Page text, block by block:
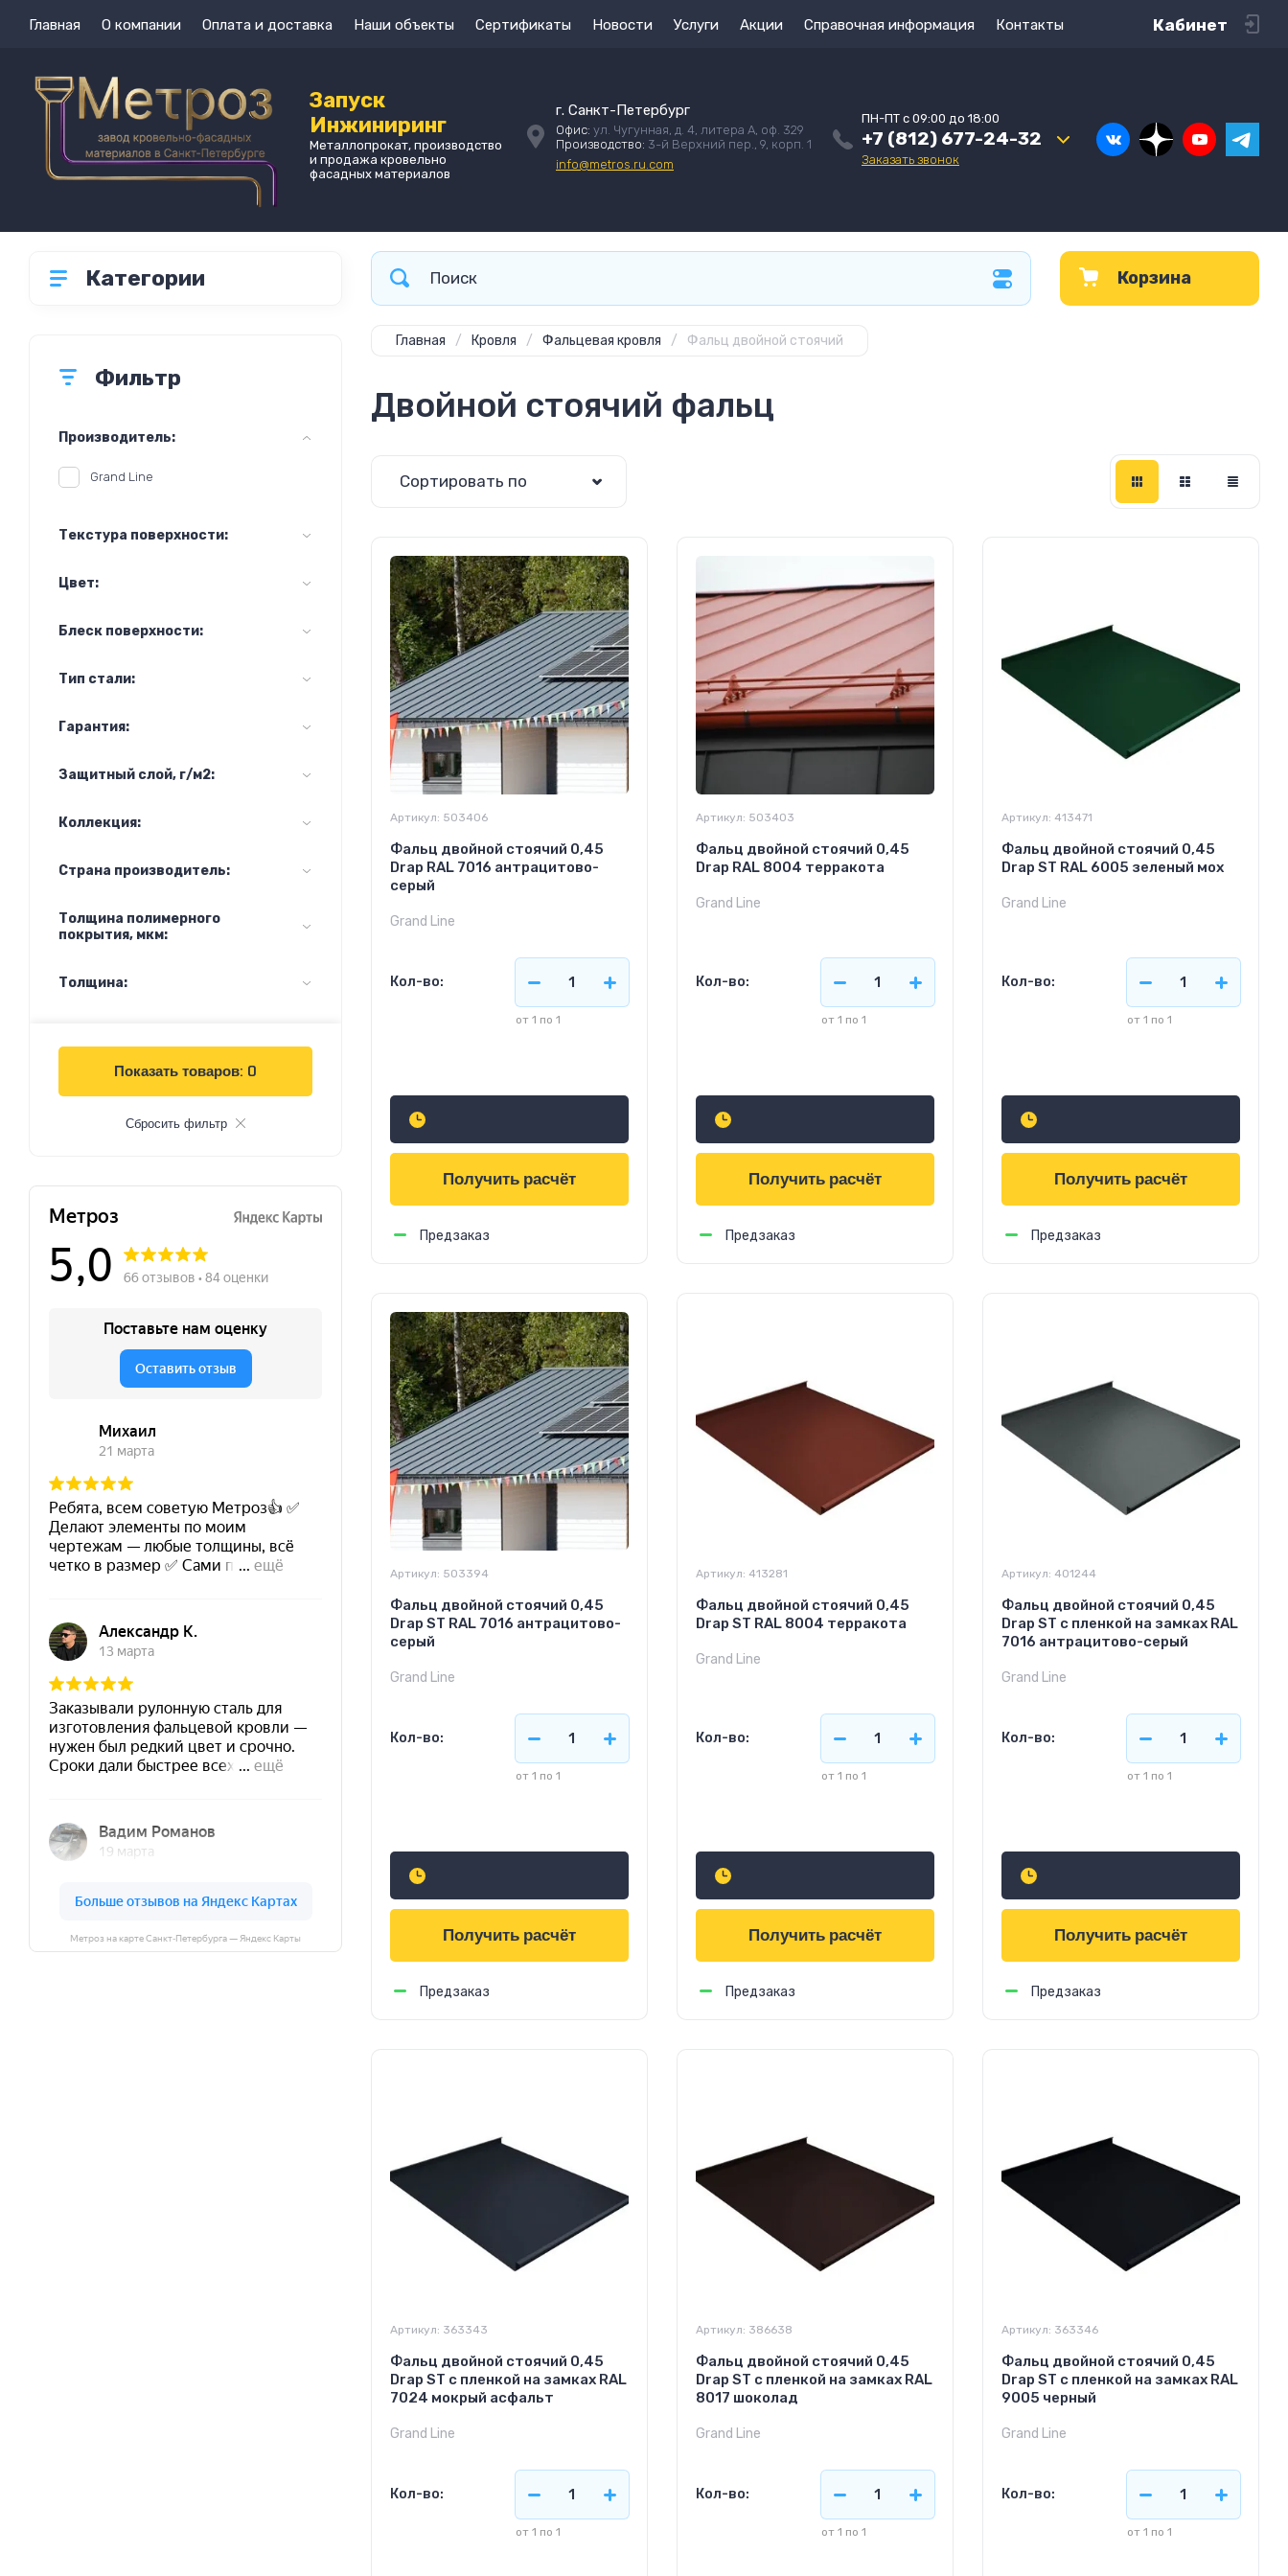
Главная О компании Оплата и доставка Наши объекты Сертификаты Новости Услуги Акции Справочная информация Контакты Кабинет
Запуск
Инжиниринг
Металлопрокат, производство
и продажа кровельно
фасадных материалов
г. Санкт-Петербург
Офис: ул. Чугунная, д. 4, литера А, оф. 329
Производство: 3-й Верхний пер., 9, корп. 1
info@metros.ru.com
ПН-ПТ с 09:00 до 18:00
+7 (812) 677-24-32
Заказать звонок
Фильтр
Производитель:
Grand Line
Текстура поверхности:
Цвет:
Блеск поверхности:
Тип стали:
Гарантия:
Защитный слой, г/м2:
Коллекция:
Страна производитель:
Толщина полимерного
покрытия, мкм:
Толщина:
Показать товаров: 0
Сбросить фильтр
Метроз на карте Санкт‑Петербурга — Яндекс Карты
Категории Корзина
Главная / Кровля / Фальцевая кровля / Фальц двойной стоячий
Двойной стоячий фальц
Сортировать по
Артикул: 503406
Фальц двойной стоячий 0,45
Drap RAL 7016 антрацитово-
серый
Grand Line
Кол-во:
от 1 по 1
Получить расчёт
Предзаказ
Артикул: 503403
Фальц двойной стоячий 0,45
Drap RAL 8004 терракота
Grand Line
Кол-во:
от 1 по 1
Получить расчёт
Предзаказ
Артикул: 413471
Фальц двойной стоячий 0,45
Drap ST RAL 6005 зеленый мох
Grand Line
Кол-во:
от 1 по 1
Получить расчёт
Предзаказ
Артикул: 503394
Фальц двойной стоячий 0,45
Drap ST RAL 7016 антрацитово-
серый
Grand Line
Кол-во:
от 1 по 1
Получить расчёт
Предзаказ
Артикул: 413281
Фальц двойной стоячий 0,45
Drap ST RAL 8004 терракота
Grand Line
Кол-во:
от 1 по 1
Получить расчёт
Предзаказ
Артикул: 401244
Фальц двойной стоячий 0,45
Drap ST с пленкой на замках RAL
7016 антрацитово-серый
Grand Line
Кол-во:
от 1 по 1
Получить расчёт
Предзаказ
Артикул: 363343
Фальц двойной стоячий 0,45
Drap ST с пленкой на замках RAL
7024 мокрый асфальт
Grand Line
Кол-во:
от 1 по 1
Артикул: 386638
Фальц двойной стоячий 0,45
Drap ST с пленкой на замках RAL
8017 шоколад
Grand Line
Кол-во:
от 1 по 1
Артикул: 363346
Фальц двойной стоячий 0,45
Drap ST с пленкой на замках RAL
9005 черный
Grand Line
Кол-во:
от 1 по 1